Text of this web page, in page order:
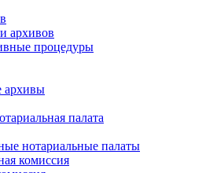
архивов
процедуры
архивы
палата
нотариальные палаты
комиссия